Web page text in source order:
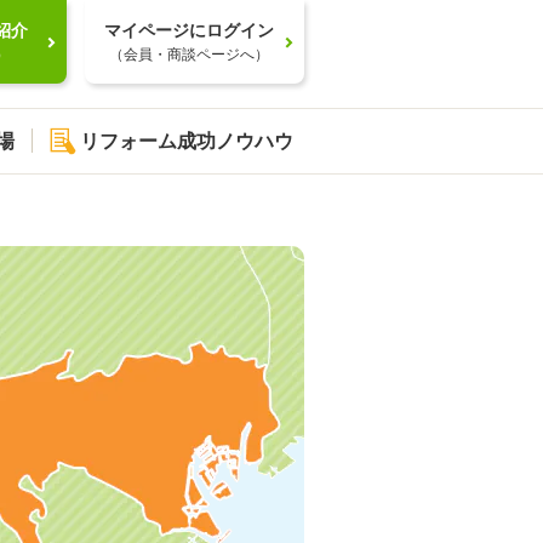
介 マイページにログイン
（会員・商談ページへ）
リフォーム成功ノウハウ